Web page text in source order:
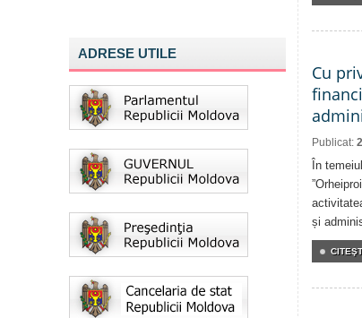
ADRESE UTILE
Cu
Publicat:
În
și